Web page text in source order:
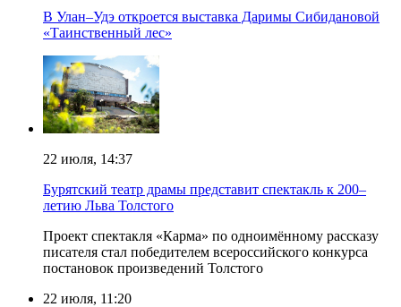
В Улан–Удэ откроется выставка Даримы Сибидановой
«Таинственный лес»
22 июля, 14:37
Бурятский театр драмы представит спектакль к 200–
летию Льва Толстого
Проект спектакля «Карма» по одноимённому рассказу
писателя стал победителем всероссийского конкурса
постановок произведений Толстого
22 июля, 11:20